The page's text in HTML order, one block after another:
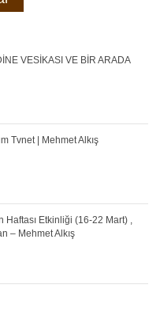
VESİKASI VE BİR ARADA
Tvnet | Mehmet Alkış
Etkinliği (16-22 Mart) ,
– Mehmet Alkış